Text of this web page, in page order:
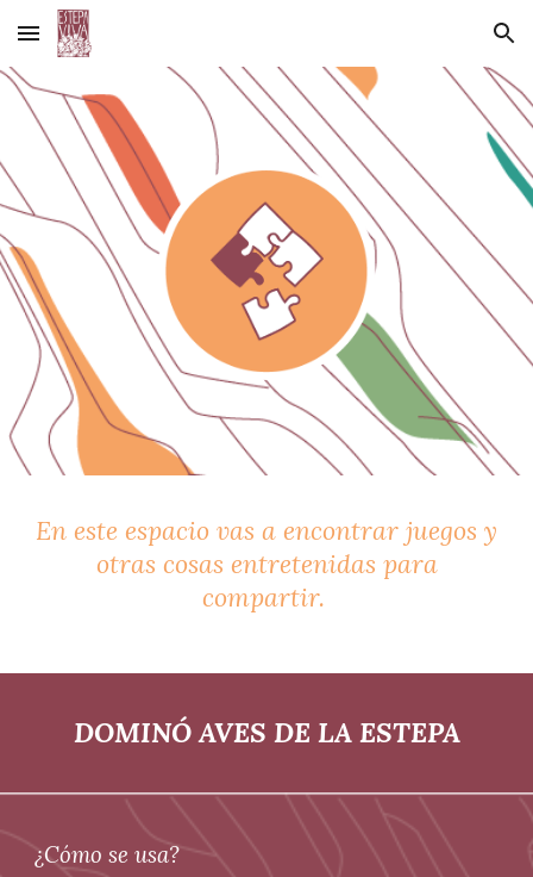
Skip to main content Skip to navigation
En este espacio vas a encontrar juegos y
otras cosas entretenidas para
compartir.
DOMINÓ AVES DE LA ESTEPA
¿Cómo se usa?